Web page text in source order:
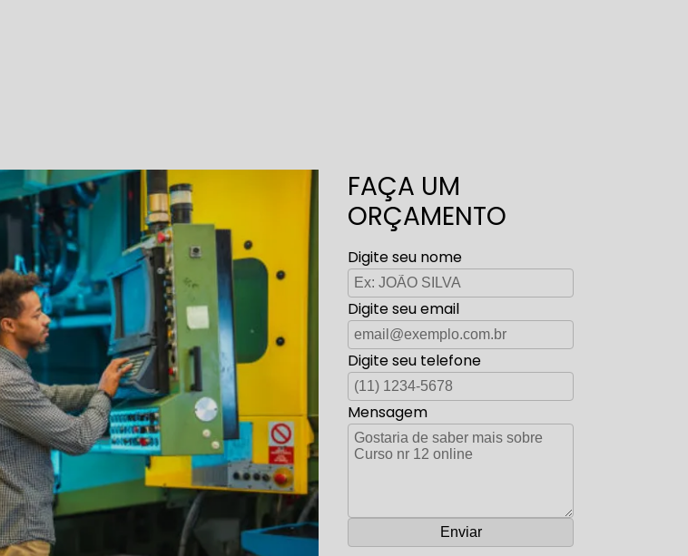
FAÇA UM
ORÇAMENTO
Digite seu nome
Digite seu email
Digite seu telefone
Mensagem